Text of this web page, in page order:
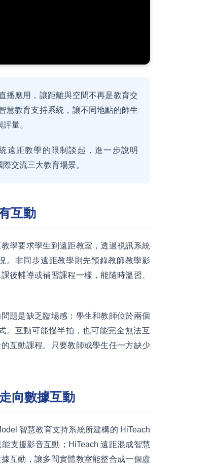
播應用，讓距離與空間不再是教育交
慧教育支持系統，讓不同地點的師生
量。
遠距教學的限制談起，進一步說明
交流三大教育場景。
互動
學要求學生到遠距教室，透過視訊系統
。非同步遠距教學則先預錄教師教學影
後輔導或補習課程一樣，能隨時溫習、
題是缺乏臨場感：學生和教師位於兩個
。互動可能慢半拍，也可能完全無法互
互動課程。只要教師或學生任一方缺少
向數據互動
智慧教育支持系統所建構的 HiTeach
支援影音互動；HiTeach 遠距混成智慧
互動，讓多間實體教室能整合成一個虛